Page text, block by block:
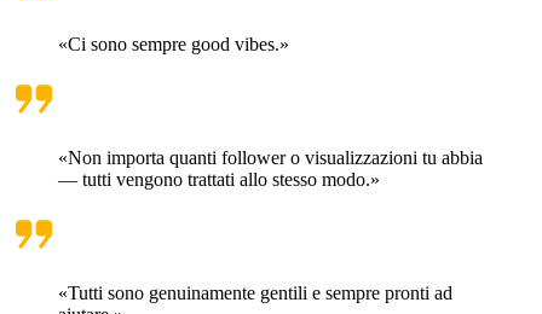
«Ci sono sempre good vibes.»
«Non importa quanti follower o visualizzazioni tu abbia
— tutti vengono trattati allo stesso modo.»
«Tutti sono genuinamente gentili e sempre pronti ad